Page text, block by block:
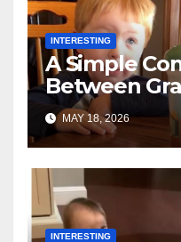
INTERESTING
A Simple
Between
Toddler Is
MAY 18, 2026
INTERESTING